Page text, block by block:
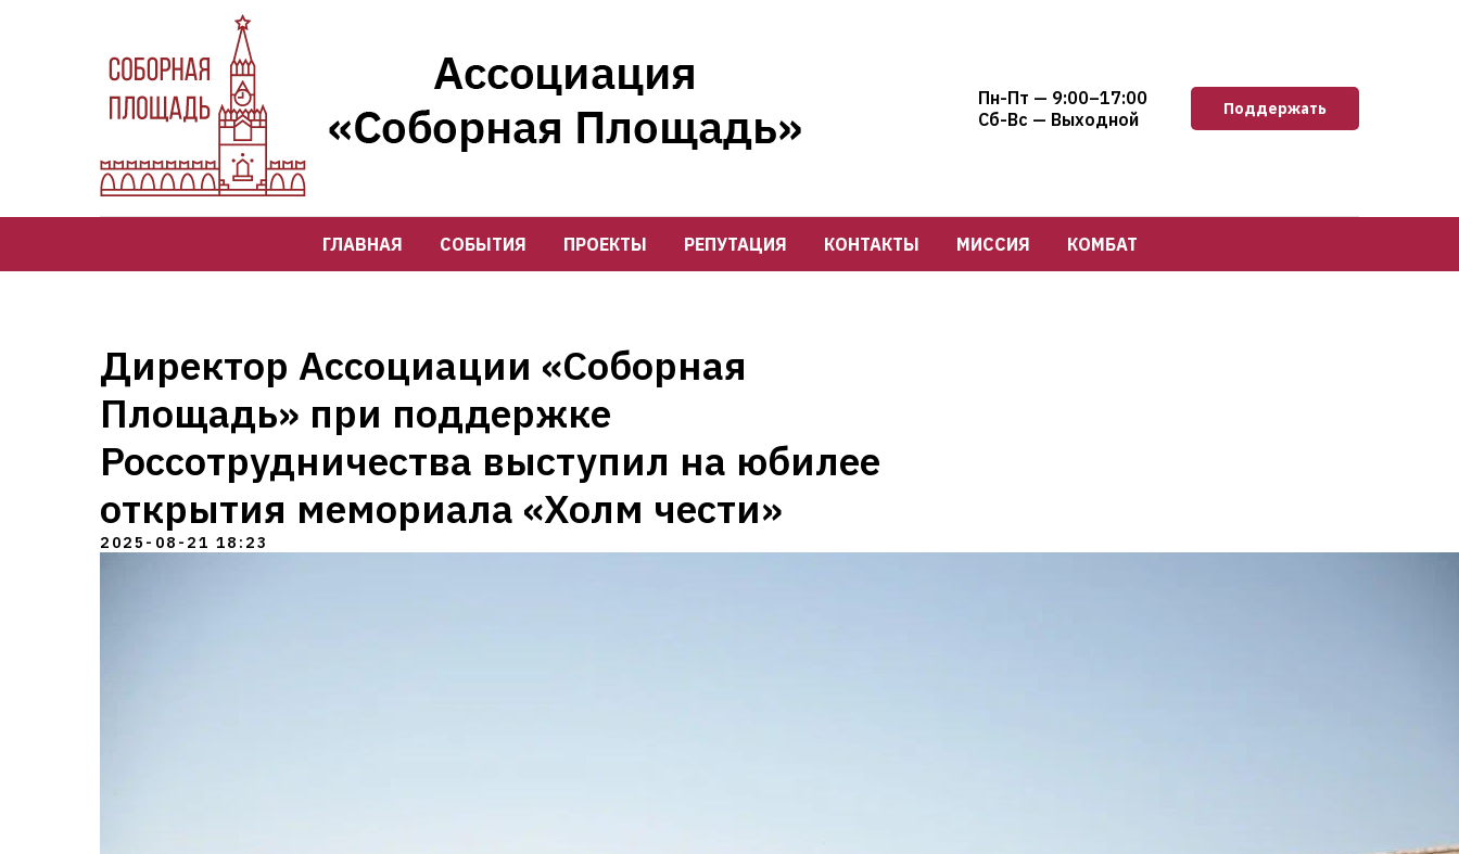
Пн-Пт — 9:00–17:00
Сб-Вс — Выходной
Поддержать
ГЛАВНАЯ СОБЫТИЯ ПРОЕКТЫ РЕПУТАЦИЯ КОНТАКТЫ МИССИЯ КОМБАТ
Директор Ассоциации «Соборная
Площадь» при поддержке
Россотрудничества выступил на юбилее
открытия мемориала «Холм чести»
2025-08-21 18:23